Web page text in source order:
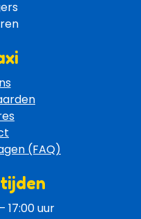
(FAQ)
17:00 uur